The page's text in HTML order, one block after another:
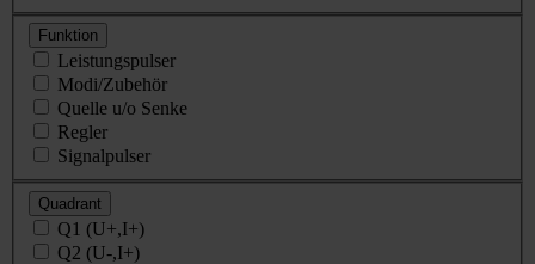
Funktion
Leistungspulser
Modi/Zubehör
Quelle u/o Senke
Regler
Signalpulser
Quadrant
Q1 (U+,I+)
Q2 (U-,I+)